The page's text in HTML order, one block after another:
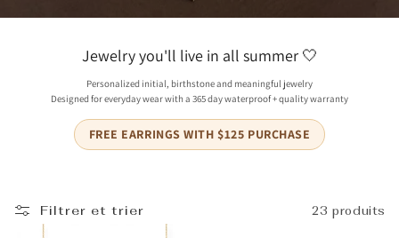
Jewelry you'll live in all summer 🤍
Personalized initial, birthstone and meaningful jewelry
Designed for everyday wear with a 365 day waterproof + quality warranty
FREE EARRINGS WITH $125 PURCHASE
Filtrer et trier 23 produits